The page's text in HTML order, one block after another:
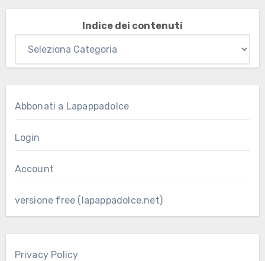
Indice dei contenuti
Abbonati a Lapappadolce
Login
Account
versione free (lapappadolce.net)
Privacy Policy